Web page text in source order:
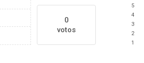
0
votos
5
4
3
2
1